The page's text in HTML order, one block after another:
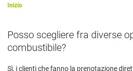
Inizio
Posso scegliere fra diverse
combustibile?
Sì, i clienti che fanno la prenotazione